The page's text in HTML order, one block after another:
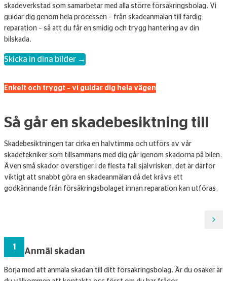
skadeverkstad som samarbetar med alla större försäkringsbolag. Vi
guidar dig genom hela processen – från skadeanmälan till färdig
reparation – så att du får en smidig och trygg hantering av din
bilskada.
Skicka in dina bilder →
Enkelt och tryggt – vi guidar dig hela vägen
Så går en skadebesiktning till
Skadebesiktningen tar cirka en halvtimma och utförs av vår
skadetekniker som tillsammans med dig går igenom skadorna på bilen.
Även små skador överstiger i de flesta fall självrisken, det är därför
viktigt att snabbt göra en skadeanmälan då det krävs ett
godkännande från försäkringsbolaget innan reparation kan utföras.
1 Anmäl skadan
Börja med att anmäla skadan till ditt försäkringsbolag. Är du osäker är